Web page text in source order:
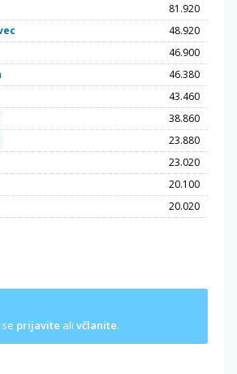
81.920
48.920
46.900
46.380
43.460
38.860
23.880
23.020
20.100
20.020
prijavite ali včlanite.